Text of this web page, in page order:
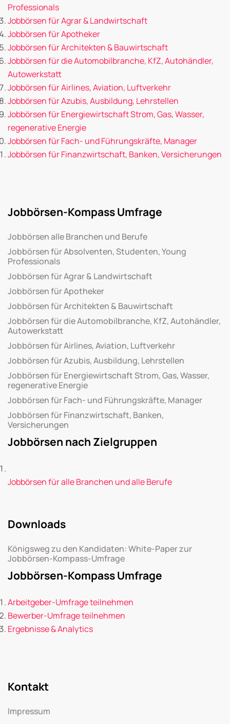
Professionals
Jobbörsen für Agrar & Landwirtschaft
Jobbörsen für Apotheker
Jobbörsen für Architekten & Bauwirtschaft
Jobbörsen für die Automobilbranche, KfZ, Autohändler,
Autowerkstatt
Jobbörsen für Airlines, Aviation, Luftverkehr
Jobbörsen für Azubis, Ausbildung, Lehrstellen
Jobbörsen für Energiewirtschaft Strom, Gas, Wasser,
regenerative Energie
Jobbörsen für Fach- und Führungskräfte, Manager
Jobbörsen für Finanzwirtschaft, Banken, Versicherungen
Jobbörsen-Kompass Umfrage
Jobbörsen alle Branchen und Berufe
Jobbörsen für Absolventen, Studenten, Young
Professionals
Jobbörsen für Agrar & Landwirtschaft
Jobbörsen für Apotheker
Jobbörsen für Architekten & Bauwirtschaft
Jobbörsen für die Automobilbranche, KfZ, Autohändler,
Autowerkstatt
Jobbörsen für Airlines, Aviation, Luftverkehr
Jobbörsen für Azubis, Ausbildung, Lehrstellen
Jobbörsen für Energiewirtschaft Strom, Gas, Wasser,
regenerative Energie
Jobbörsen für Fach- und Führungskräfte, Manager
Jobbörsen für Finanzwirtschaft, Banken,
Versicherungen
Jobbörsen nach Zielgruppen
Jobbörsen für alle Branchen und alle Berufe
Downloads
Königsweg zu den Kandidaten: White-Paper zur
Jobbörsen-Kompass-Umfrage
Jobbörsen-Kompass Umfrage
Arbeitgeber-Umfrage teilnehmen
Bewerber-Umfrage teilnehmen
Ergebnisse & Analytics
Kontakt
Impressum